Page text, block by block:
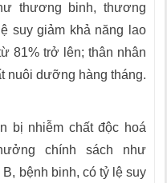
thương binh, thương
suy giảm khả năng lao
81% trở lên; thân nhân
nuôi dưỡng hàng tháng.
bị nhiễm chất độc hoá
chính sách như
bệnh binh, có tỷ lệ suy